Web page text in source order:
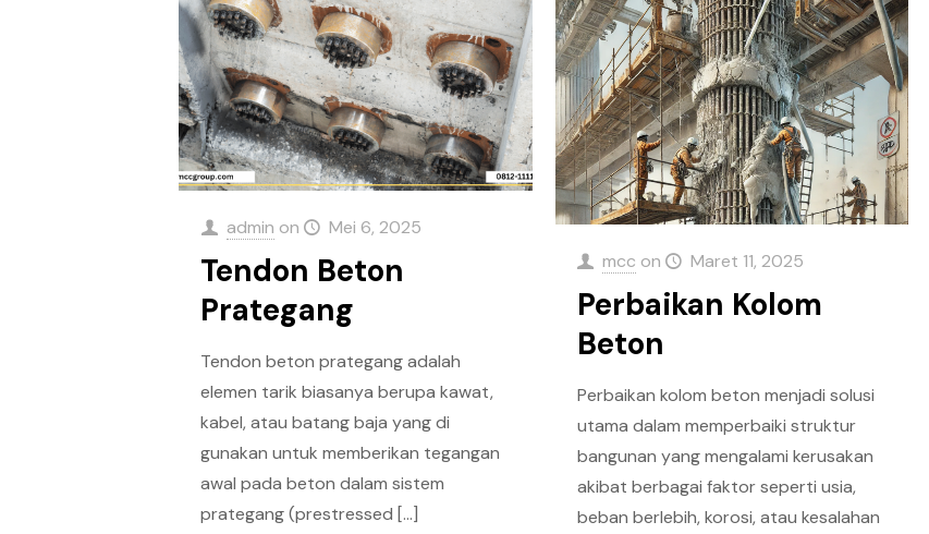
admin on Mei 6, 2025
Tendon Beton
Prategang
Tendon beton prategang adalah
elemen tarik biasanya berupa kawat,
kabel, atau batang baja yang di
gunakan untuk memberikan tegangan
awal pada beton dalam sistem
prategang (prestressed […]
mcc on Maret 11, 2025
Perbaikan Kolom
Beton
Perbaikan kolom beton menjadi solusi
utama dalam memperbaiki struktur
bangunan yang mengalami kerusakan
akibat berbagai faktor seperti usia,
beban berlebih, korosi, atau kesalahan